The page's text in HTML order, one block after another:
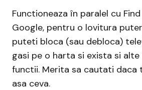
Functioneaza în paralel cu
Google, pentru o lovitura
puteti bloca (sau debloca)
gasi pe o harta si exista si
functii. Merita sa cautati daca
asa ceva.